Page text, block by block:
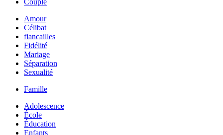
Couple
Amour
Célibat
fiancailles
Fidélité
Mariage
Séparation
Sexualité
Famille
Adolescence
École
Éducation
Enfants